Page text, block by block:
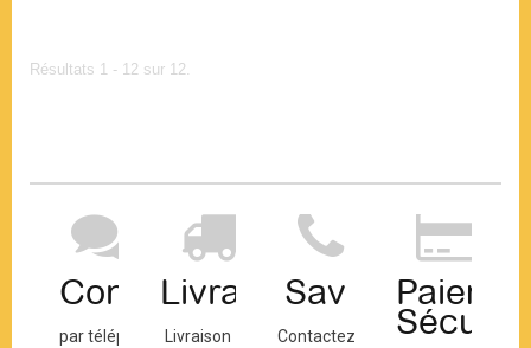
Résultats 1 - 12 sur 12.
Contact
par téléphone
Livraison
Livraison
Sav
Contactez-